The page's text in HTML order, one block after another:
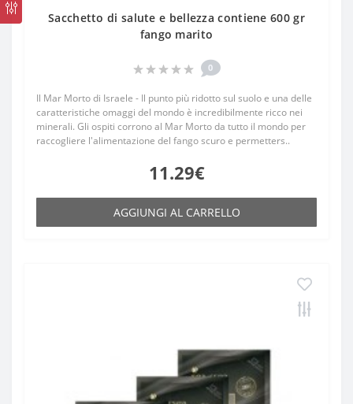
Sacchetto di salute e bellezza contiene 600 gr
fango marito
0
Il Mar Morto di Israele - Il punto più ridotto sul suolo e una delle
caratteristiche omaggi del mondo è incredibilmente ricco nei
minerali. Gli ospiti corrono al Mar Morto da tutto il mondo per
raccogliere l'alimentazione del fango scuro e permetters..
11.29€
AGGIUNGI AL CARRELLO